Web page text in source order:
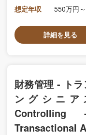
想定年収
550万円
詳細を見る
財務管理 - ト
ングシニア
Transactional